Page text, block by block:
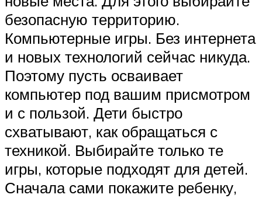
безопасную территорию.
Компьютерные игры. Без интернета
и новых технологий сейчас никуда.
Поэтому пусть осваивает
компьютер под вашим присмотром
и с пользой. Дети быстро
схватывают, как обращаться с
техникой. Выбирайте только те
игры, которые подходят для детей.
Сначала сами покажите ребенку,